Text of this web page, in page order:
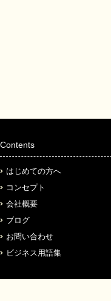
Contents
はじめての方へ
コンセプト
会社概要
ブログ
お問い合わせ
ビジネス用語集